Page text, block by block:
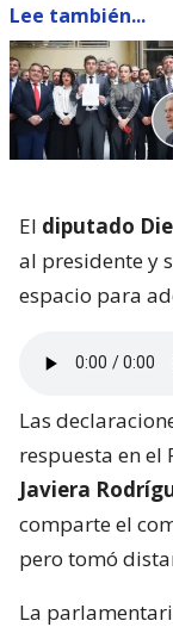
Lee también...
El diputado
al presidente y
espacio para
Las
respuesta en el
Javiera
comparte el
pero tomó
La